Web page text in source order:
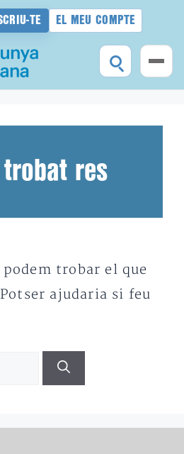
TE EL MEU COMPTE
trobat res
podem trobar el que
ajudaria si feu